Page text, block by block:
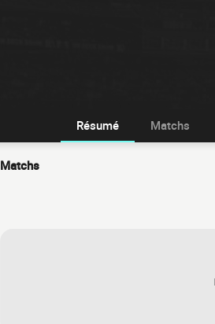
Résumé Matchs
Matchs